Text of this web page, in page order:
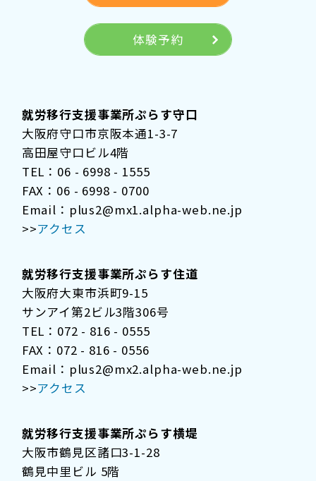
体験予約
就労移行支援事業所ぷらす守口
大阪府守口市京阪本通1-3-7
高田屋守口ビル4階
TEL：06 - 6998 - 1555
FAX：06 - 6998 - 0700
Email：plus2@mx1.alpha-web.ne.jp
>>アクセス
就労移行支援事業所ぷらす住道
大阪府大東市浜町9-15
サンアイ第2ビル3階306号
TEL：072 - 816 - 0555
FAX：072 - 816 - 0556
Email：plus2@mx2.alpha-web.ne.jp
>>アクセス
就労移行支援事業所ぷらす横堤
大阪市鶴見区諸口3-1-28
鶴見中里ビル 5階